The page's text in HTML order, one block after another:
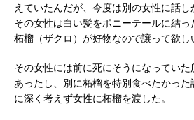
えていたんだが、今度は別の女性に話し
その女性は白い髪をポニーテールに結っ
柘榴（ザクロ）が好物なので譲って欲し
その女性には前に死にそうになってい
あったし、別に柘榴を特別食べたかっ
に深く考えず女性に柘榴を渡した。